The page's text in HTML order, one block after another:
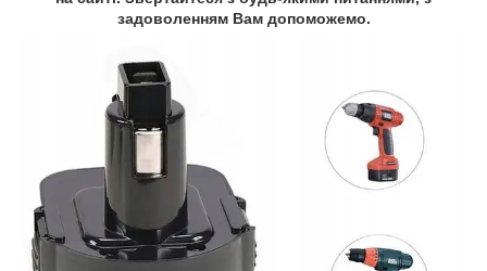
задоволенням Вам допоможемо.